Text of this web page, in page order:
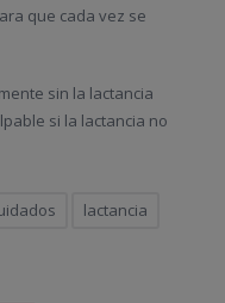
que cada vez se
sin la lactancia
si la lactancia no
lactancia